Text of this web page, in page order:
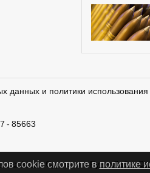
данных и политики
- 85663
cookies Сделано вРунетЛаб –
cookie смотрите вполитике